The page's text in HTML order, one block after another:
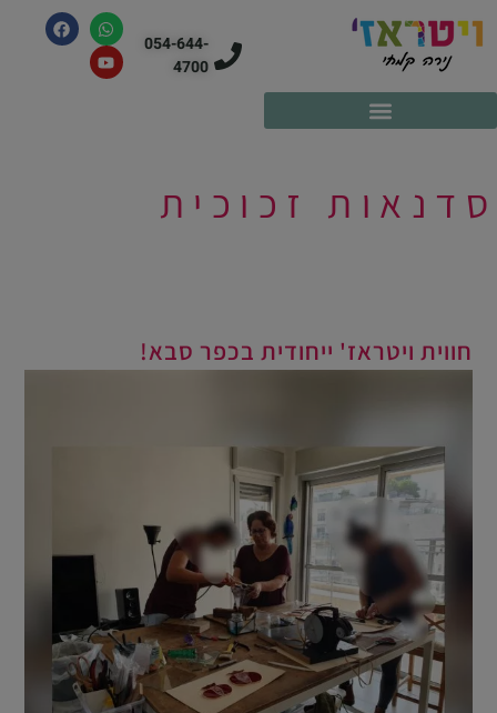
054-644-
4700
סדנאות זכוכית
חווית ויטראז' ייחודית בכפר סבא!